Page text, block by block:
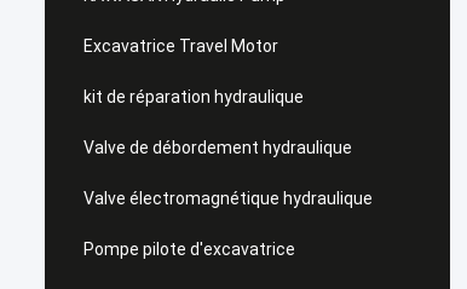
Excavatrice Travel Motor
kit de réparation hydraulique
Valve de débordement hydraulique
Valve électromagnétique hydraulique
Pompe pilote d'excavatrice